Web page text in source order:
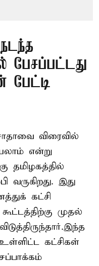
பேசப்பட்டது
பேட்டி
விரைவில்
என்று
தமிழகத்தில்
வருகிறது. இது
கட்சி
முதல்
கட்சிகள்